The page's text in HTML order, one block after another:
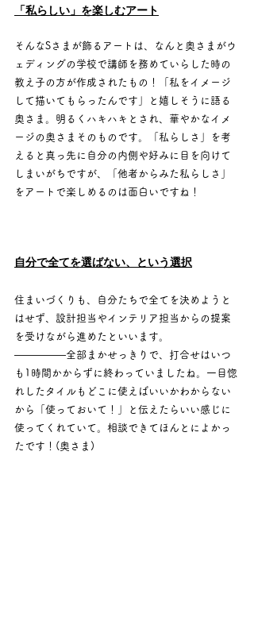
「私らしい」を楽しむアート
そんなSさまが飾るアートは、なんと奥さまがウ
ェディングの学校で講師を務めていらした時の
教え子の方が作成されたもの！「私をイメージ
して描いてもらったんです」と嬉しそうに語る
奥さま。明るくハキハキとされ、華やかなイメ
ージの奥さまそのものです。「私らしさ」を考
えると真っ先に自分の内側や好みに目を向けて
しまいがちですが、「他者からみた私らしさ」
をアートで楽しめるのは面白いですね！
自分で全てを選ばない、という選択
住まいづくりも、自分たちで全てを決めようと
はせず、設計担当やインテリア担当からの提案
を受けながら進めたといいます。
―――――全部まかせっきりで、打合せはいつ
も1時間かからずに終わっていましたね。一目惚
れしたタイルもどこに使えばいいかわからない
から「使っておいて！」と伝えたらいい感じに
使ってくれていて。相談できてほんとによかっ
たです！(奥さま)